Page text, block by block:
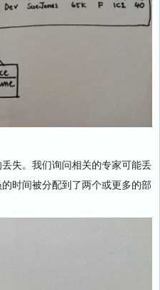
。我们询问相关的专家可能丢
时间被分配到了两个或更多的部